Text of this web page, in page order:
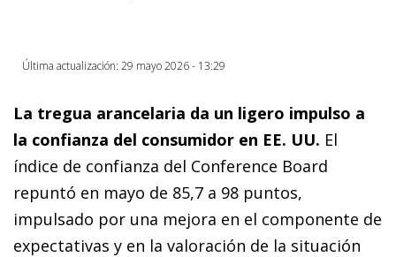
Última actualización: 29 mayo 2026 - 13:29
La tregua arancelaria da un ligero impulso a
la confianza del consumidor en EE. UU. El
índice de confianza del Conference Board
repuntó en mayo de 85,7 a 98 puntos,
impulsado por una mejora en el componente de
expectativas y en la valoración de la situación